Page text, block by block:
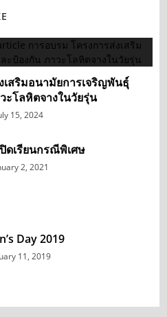
เสริมอนามัยการเจริญพันธุ์
ะโลหิตจางในวัยรุ่น
15, 2024
ดเรียนกรณีพิเศษ
2, 2021
Day 2019
11, 2019